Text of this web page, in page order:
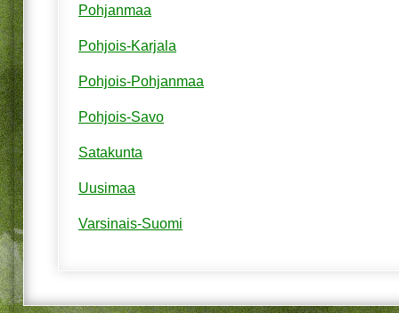
Pohjanmaa
Pohjois-Karjala
Pohjois-Pohjanmaa
Pohjois-Savo
Satakunta
Uusimaa
Varsinais-Suomi